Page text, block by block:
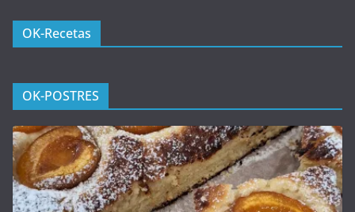
OK-Recetas
OK-POSTRES